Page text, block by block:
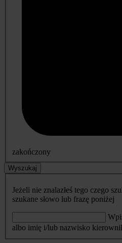
zakończony
Wyszukaj
Jeżeli nie znalazłeś tego czego
szukane słowo lub frazę poniżej
albo imię i/lub nazwisko